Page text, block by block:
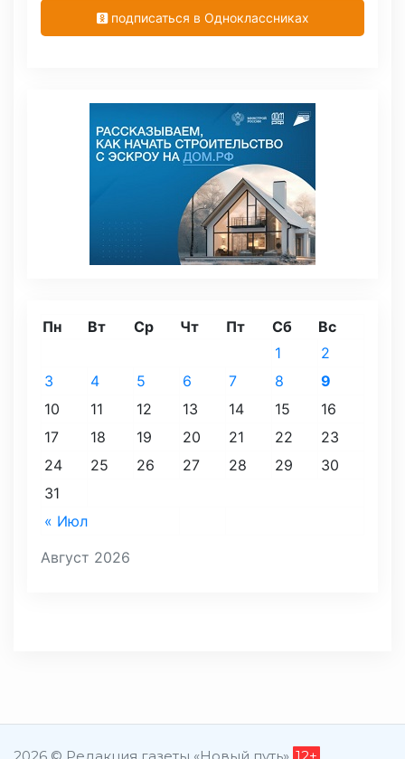
подписаться в Одноклассниках
Август 2026
Пн Вт Ср Чт Пт Сб Вс
« Июл
1
2
3
4 5 6 7 8
9
10
11 12 13 14 15
16
17
18 19 20 21 22
23
24
25 26 27 28 29
30
31
2026 © Редакция газеты «Новый путь» 12+